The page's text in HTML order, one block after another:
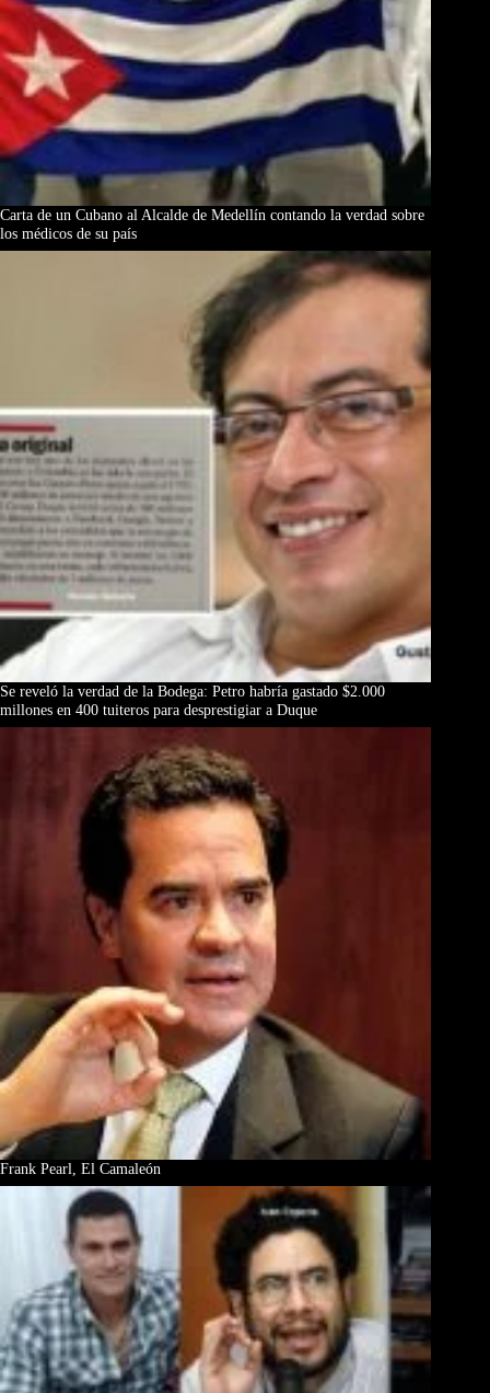
Carta de un Cubano al Alcalde de Medellín contando la verdad sobre
los médicos de su país
Se reveló la verdad de la Bodega: Petro habría gastado $2.000
millones en 400 tuiteros para desprestigiar a Duque
Frank Pearl, El Camaleón